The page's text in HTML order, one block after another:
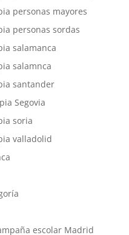
personas mayores
personas sordas
salamanca
salamnca
santander
Segovia
soria
valladolid
escolar Madrid